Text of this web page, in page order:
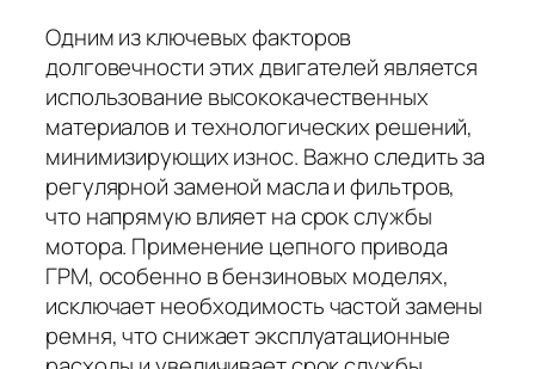
Одним из ключевых факторов
долговечности этих двигателей является
использование высококачественных
материалов и технологических решений,
минимизирующих износ. Важно следить за
регулярной заменой масла и фильтров,
что напрямую влияет на срок службы
мотора. Применение цепного привода
ГРМ, особенно в бензиновых моделях,
исключает необходимость частой замены
ремня, что снижает эксплуатационные